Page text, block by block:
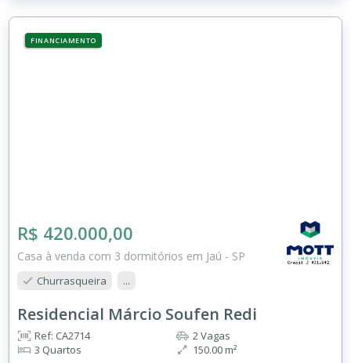
FINANCIAMENTO
R$ 420.000,00
Casa à venda com 3 dormitórios em Jaú - SP
Churrasqueira ...
Residencial Márcio Soufen Redi
Ref: CA2714
3 Quartos
2 Vagas
150.00 m²